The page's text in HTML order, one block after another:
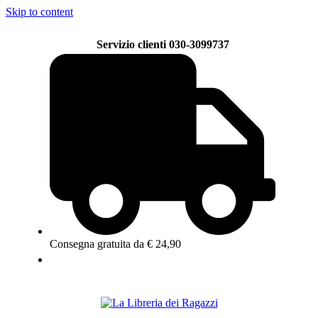
Skip to content
Servizio clienti 030-3099737
Consegna gratuita da € 24,90